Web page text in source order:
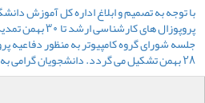
با توجه به تصمیم و ابلاغ اداره کل آموزش
پروپوزال های
28 بهمن تشکیل می گردد. دانشجویان گرامی به نکات ذیل توجه داشته باشید: